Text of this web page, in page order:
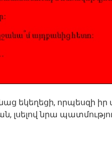
եկեղեցի, որպեսզի իր
լսելով նրա